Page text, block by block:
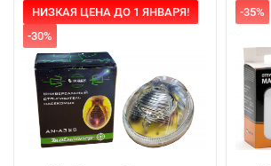
НИЗКАЯ ЦЕНА ДО 1 ЯНВАРЯ!
-30%
-35%